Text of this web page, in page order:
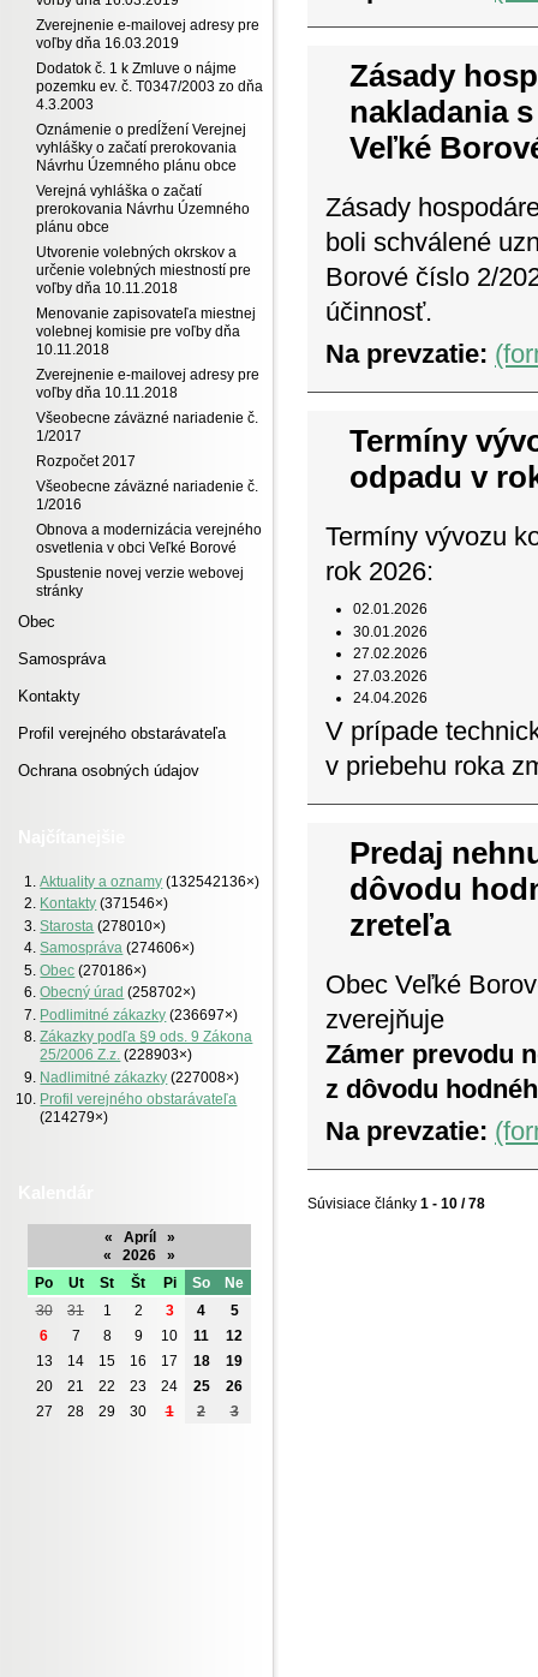
Zverejnenie e-mailovej adresy pre
voľby dňa 16.03.2019
Dodatok č. 1 k Zmluve o nájme
pozemku ev. č. T0347/2003 zo dňa
4.3.2003
Oznámenie o predĺžení Verejnej
vyhlášky o začatí prerokovania
Návrhu Územného plánu obce
Verejná vyhláška o začatí
prerokovania Návrhu Územného
plánu obce
Utvorenie volebných okrskov a
určenie volebných miestností pre
voľby dňa 10.11.2018
Menovanie zapisovateľa miestnej
volebnej komisie pre voľby dňa
10.11.2018
Zverejnenie e-mailovej adresy pre
voľby dňa 10.11.2018
Všeobecne záväzné nariadenie č.
1/2017
Rozpočet 2017
Všeobecne záväzné nariadenie č.
1/2016
Obnova a modernizácia verejného
osvetlenia v obci Veľké Borové
Spustenie novej verzie webovej
stránky
Obec
Samospráva
Kontakty
Profil verejného obstarávateľa
Ochrana osobných údajov
Aktuality a oznamy (132542136×)
Kontakty (371546×)
Starosta (278010×)
Samospráva (274606×)
Obec (270186×)
Obecný úrad (258702×)
Podlimitné zákazky (236697×)
Zákazky podľa §9 ods. 9 Zákona
25/2006 Z.z. (228903×)
Nadlimitné zákazky (227008×)
Profil verejného obstarávateľa
(214279×)
« Apríl
»
«
2026
»
Po
Ut St Št Pi So
Ne
30
31 1 2 3 4
5
6
7 8 9 10 11
12
13
14 15 16 17 18
19
20
21 22 23 24 25
26
27
28 29 30 1 2 3
Zásady
nakladania
Veľké
Zásady
boli schválené
Borové číslo 2/
účinnosť.
Na prevzatie:
Termíny
odpadu v
Termíny vývozu
rok 2026:
02.01.2026
30.01.2026
27.02.2026
27.03.2026
24.04.2026
V prípade
v priebehu roka
Predaj
dôvodu
zreteľa
Obec Veľké
zverejňuje
Zámer prevodu
z dôvodu
Na prevzatie:
Súvisiace články 1 - 10 / 78